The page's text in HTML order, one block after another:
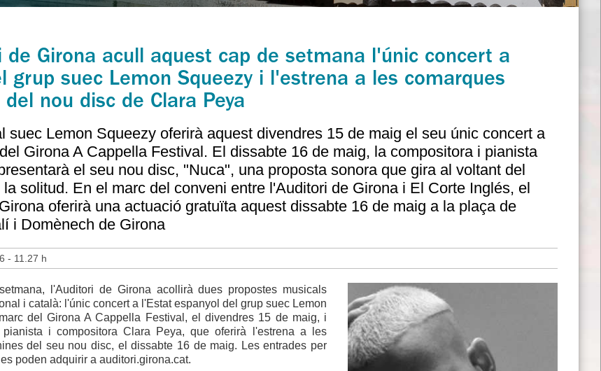
de Girona acull aquest cap de setmana l'únic concert a
grup suec Lemon Squeezy i l'estrena a les comarques
nou disc de Clara Peya
suec Lemon Squeezy oferirà aquest divendres 15 de maig el seu únic concert a
Girona A Cappella Festival. El dissabte 16 de maig, la compositora i pianista
el seu nou disc, "Nuca", una proposta sonora que gira al voltant del
la solitud. En el marc del conveni entre l'Auditori de Girona i El Corte Inglés, el
oferirà una actuació gratuïta aquest dissabte 16 de maig a la plaça de
i Domènech de Girona
- 11.27 h
l'Auditori de Girona acollirà dues propostes musicals
i català: l'únic concert a l'Estat espanyol del grup suec Lemon
del Girona A Cappella Festival, el divendres 15 de maig, i
i compositora Clara Peya, que oferirà l'estrena a les
del seu nou disc, el dissabte 16 de maig. Les entrades per
poden adquirir a auditori.girona.cat.